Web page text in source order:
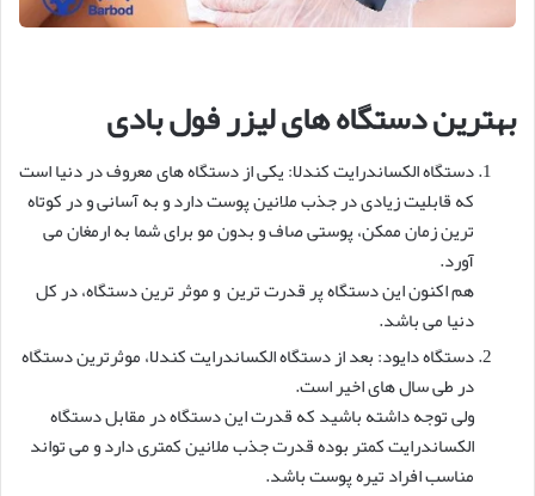
بهترین دستگاه های لیزر فول بادی
دستگاه الکساندرایت کندلا: یکی از دستگاه های معروف در دنیا است
که قابلیت زیادی در جذب ملانین پوست دارد و به آسانی و در کوتاه
ترین زمان ممکن، پوستی صاف و بدون مو برای شما به ارمغان می
آورد.
هم اکنون این دستگاه پر قدرت ترین و موثر ترین دستگاه، در کل
دنیا می باشد.
دستگاه دایود: بعد از دستگاه الکساندرایت کندلا، موثرترین دستگاه
در طی سال های اخیر است.
ولی توجه داشته باشید که قدرت این دستگاه در مقابل دستگاه
الکساندرایت کمتر بوده قدرت جذب ملانین کمتری دارد و می تواند
مناسب افراد تیره پوست باشد.